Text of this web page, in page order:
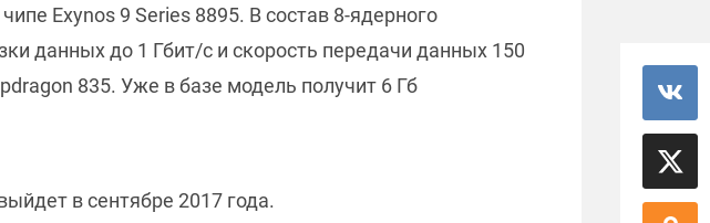
Exynos 9 Series 8895. В состав 8-ядерного
данных до 1 Гбит/с и скорость передачи данных 150
835. Уже в базе модель получит 6 Гб
в сентябре 2017 года.